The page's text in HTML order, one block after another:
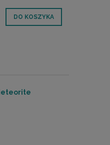
DO KOSZYKA